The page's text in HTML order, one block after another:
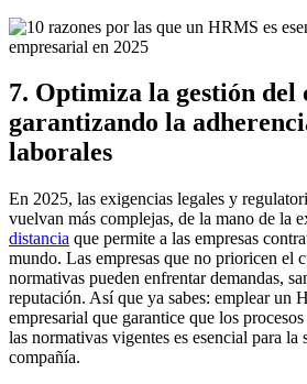
7. Optimiza la gestión
garantizando la
laborales
En 2025, las exigencias legales y
vuelvan más complejas, de la mano de la
distancia que permite a las empresas
mundo. Las empresas que no prioricen el
normativas pueden enfrentar demandas,
reputación. Así que ya sabes: emplear un
empresarial que garantice que los
las normativas vigentes es esencial para la
compañía.